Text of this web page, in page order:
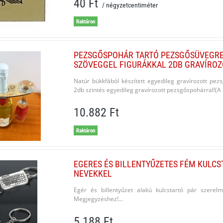
40 Ft / négyzetcentiméter
Raktáron
PEZSGŐSPOHÁR TARTÓ
SZÖVEGGEL FIGURÁKKAL 2DB
Natúr bükkfából készített egyedileg gravírozott
2db szintés egyedileg gravírozott
10.882 Ft
Raktáron
EGERES ÉS BILLENTYŰZETES FÉM
NEVEKKEL
Egér és billentyűzet alakú kulcstartó pár
Megjegyzéshez!...